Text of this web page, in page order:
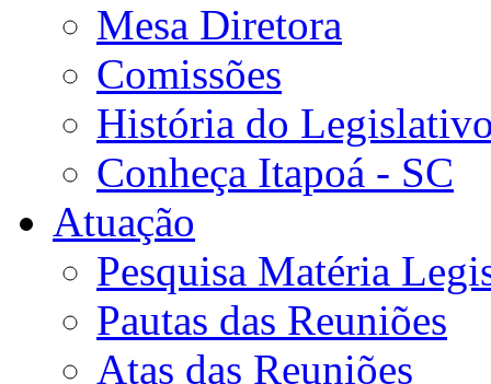
Mesa Diretora
Comissões
História do
Conheça Itapoá - SC
Atuação
Pesquisa Matéria
Pautas das Reuniões
Atas das Reuniões